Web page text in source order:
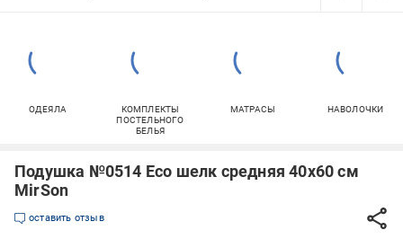
ОДЕЯЛА
КОМПЛЕКТЫ
ПОСТЕЛЬНОГО
БЕЛЬЯ
МАТРАСЫ НАВОЛОЧКИ
Подушка №0514 Eco шелк средняя 40x60 см
MirSon
оставить отзыв